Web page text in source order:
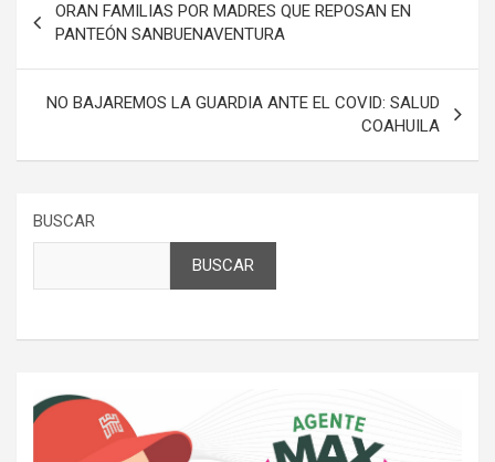
de
entradas
ORAN FAMILIAS POR MADRES QUE REPOSAN EN
PANTEÓN SANBUENAVENTURA
NO BAJAREMOS LA GUARDIA ANTE EL COVID: SALUD
COAHUILA
BUSCAR
BUSCAR